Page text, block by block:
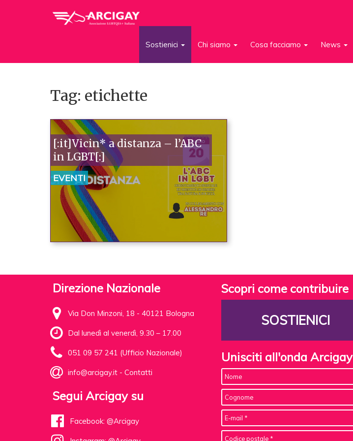
Sostienici Chi siamo Cosa facciamo News
Tag: etichette
[:it]Vicin* a distanza – l’ABC
in LGBT[:]
EVENTI
Direzione Nazionale
Via Don Minzoni, 18 - 40121 Bologna
Dal lunedì al venerdì, 9.30 – 17.00
051 09 57 241 (Ufficio Nazionale)
info@arcigay.it - Contatti
Segui Arcigay su
Facebook: @Arcigay
Scopri come contribuire
SOSTIENICI
Unisciti all'onda Arcigay